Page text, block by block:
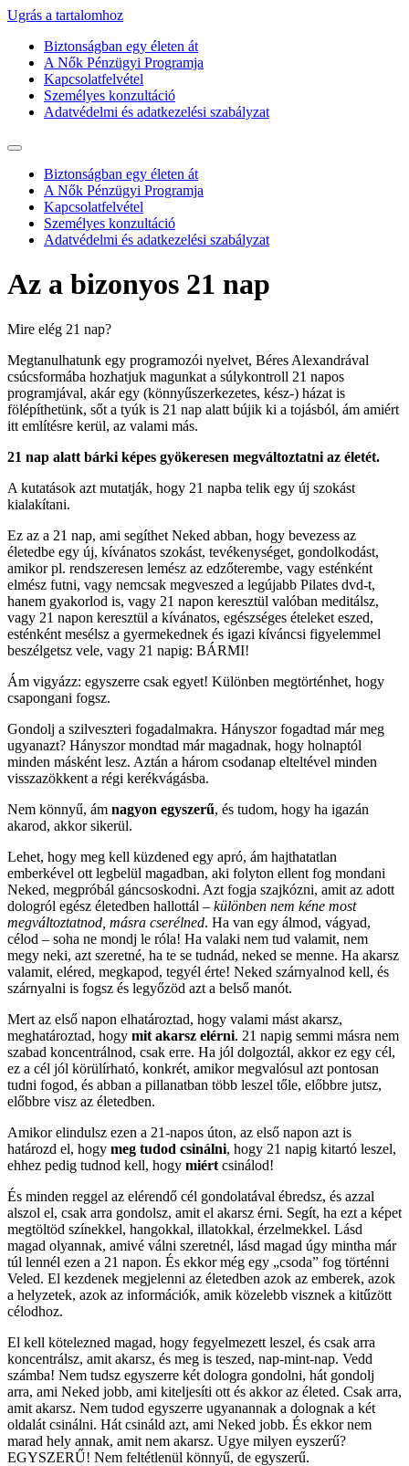
Ugrás a tartalomhoz
Biztonságban egy életen át
A Nők Pénzügyi Programja
Kapcsolatfelvétel
Személyes konzultáció
Adatvédelmi és adatkezelési szabályzat
Biztonságban egy életen át
A Nők Pénzügyi Programja
Kapcsolatfelvétel
Személyes konzultáció
Adatvédelmi és adatkezelési szabályzat
Az a bizonyos 21 nap
Mire elég 21 nap?
Megtanulhatunk egy programozói nyelvet, Béres Alexandrával
csúcsformába hozhatjuk magunkat a súlykontroll 21 napos
programjával, akár egy (könnyűszerkezetes, kész-) házat is
fölépíthetünk, sőt a tyúk is 21 nap alatt bújik ki a tojásból, ám amiért
itt említésre kerül, az valami más.
21 nap alatt bárki képes gyökeresen megváltoztatni az életét.
A kutatások azt mutatják, hogy 21 napba telik egy új szokást
kialakítani.
Ez az a 21 nap, ami segíthet Neked abban, hogy bevezess az
életedbe egy új, kívánatos szokást, tevékenységet, gondolkodást,
amikor pl. rendszeresen lemész az edzőterembe, vagy esténként
elmész futni, vagy nemcsak megveszed a legújabb Pilates dvd-t,
hanem gyakorlod is, vagy 21 napon keresztül valóban meditálsz,
vagy 21 napon keresztül a kívánatos, egészséges ételeket eszed,
esténként mesélsz a gyermekednek és igazi kíváncsi figyelemmel
beszélgetsz vele, vagy 21 napig: BÁRMI!
Ám vigyázz: egyszerre csak egyet! Különben megtörténhet, hogy
csapongani fogsz.
Gondolj a szilveszteri fogadalmakra. Hányszor fogadtad már meg
ugyanazt? Hányszor mondtad már magadnak, hogy holnaptól
minden másként lesz. Aztán a három csodanap elteltével minden
visszazökkent a régi kerékvágásba.
Nem könnyű, ám nagyon egyszerű, és tudom, hogy ha igazán
akarod, akkor sikerül.
Lehet, hogy meg kell küzdened egy apró, ám hajthatatlan
emberkével ott legbelül magadban, aki folyton ellent fog mondani
Neked, megpróbál gáncsoskodni. Azt fogja szajkózni, amit az adott
dologról egész életedben hallottál – különben nem kéne most
megváltoztatnod, másra cserélned. Ha van egy álmod, vágyad,
célod – soha ne mondj le róla! Ha valaki nem tud valamit, nem
megy neki, azt szeretné, ha te se tudnád, neked se menne. Ha akarsz
valamit, eléred, megkapod, tegyél érte! Neked szárnyalnod kell, és
szárnyalni is fogsz és legyőzöd azt a belső manót.
Mert az első napon elhatároztad, hogy valami mást akarsz,
meghatároztad, hogy mit akarsz elérni. 21 napig semmi másra nem
szabad koncentrálnod, csak erre. Ha jól dolgoztál, akkor ez egy cél,
ez a cél jól körülírható, konkrét, amikor megvalósul azt pontosan
tudni fogod, és abban a pillanatban több leszel tőle, előbbre jutsz,
előbbre visz az életedben.
Amikor elindulsz ezen a 21-napos úton, az első napon azt is
határozd el, hogy meg tudod csinálni, hogy 21 napig kitartó leszel,
ehhez pedig tudnod kell, hogy miért csinálod!
És minden reggel az elérendő cél gondolatával ébredsz, és azzal
alszol el, csak arra gondolsz, amit el akarsz érni. Segít, ha ezt a képet
megtöltöd színekkel, hangokkal, illatokkal, érzelmekkel. Lásd
magad olyannak, amivé válni szeretnél, lásd magad úgy mintha már
túl lennél ezen a 21 napon. És ekkor még egy „csoda” fog történni
Veled. El kezdenek megjelenni az életedben azok az emberek, azok
a helyzetek, azok az információk, amik közelebb visznek a kitűzött
célodhoz.
El kell kötelezned magad, hogy fegyelmezett leszel, és csak arra
koncentrálsz, amit akarsz, és meg is teszed, nap-mint-nap. Vedd
számba! Nem tudsz egyszerre két dologra gondolni, hát gondolj
arra, ami Neked jobb, ami kiteljesíti ott és akkor az életed. Csak arra,
amit akarsz. Nem tudod egyszerre ugyanannak a dolognak a két
oldalát csinálni. Hát csináld azt, ami Neked jobb. És ekkor nem
marad hely annak, amit nem akarsz. Ugye milyen eyszerű?
EGYSZERŰ! Nem feltétlenül könnyű, de egyszerű.